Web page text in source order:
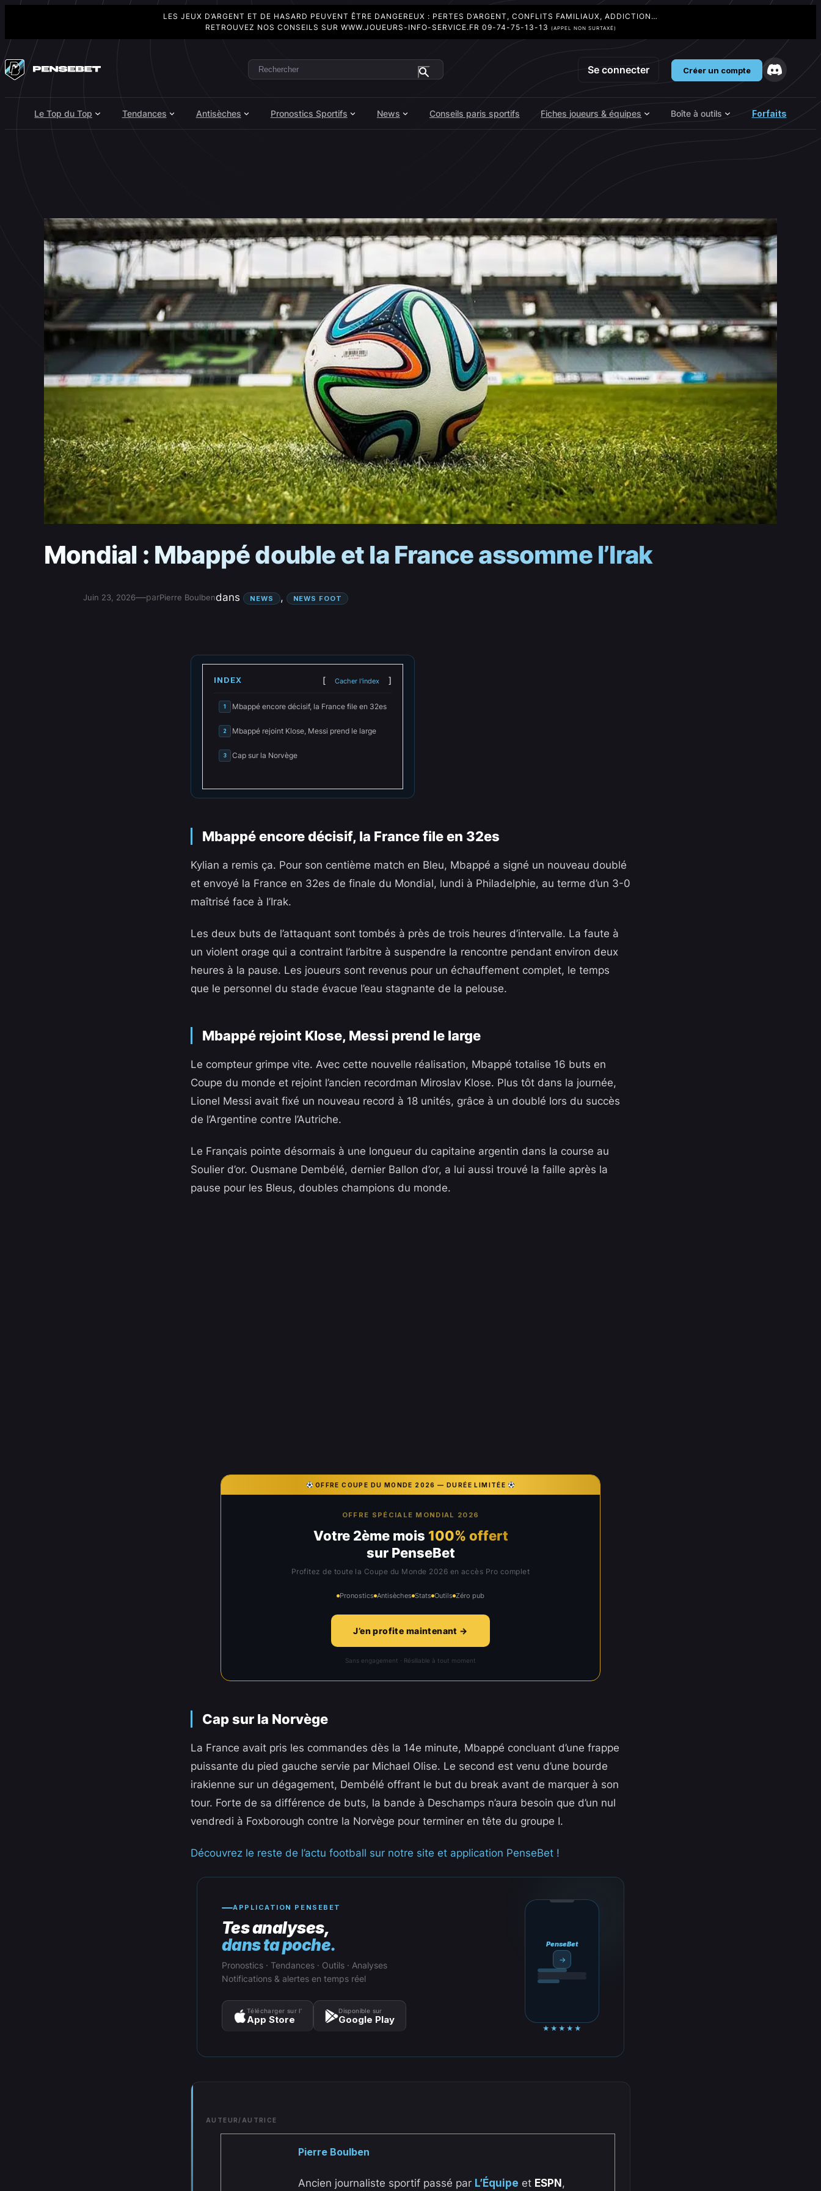
LES JEUX D’ARGENT ET DE HASARD PEUVENT ÊTRE DANGEREUX : PERTES D’ARGENT, CONFLITS FAMILIAUX, ADDICTION…
RETROUVEZ NOS CONSEILS SUR WWW.JOUEURS-INFO-SERVICE.FR 09-74-75-13-13 (APPEL NON SURTAXÉ)
au
contenu
Rechercher Se connecter Créer un compte
Le Top du Top Tendances Antisèches Pronostics Sportifs News Conseils paris sportifs Fiches joueurs & équipes Boîte à outils Forfaits
Mondial : Mbappé double et la France assomme l’Irak
Juin 23, 2026—parPierre Boulbendans NEWS , NEWS FOOT
INDEX Cacher l'index
1 Mbappé encore décisif, la France file en 32es
2 Mbappé rejoint Klose, Messi prend le large
3 Cap sur la Norvège
Mbappé encore décisif, la France file en 32es
Kylian a remis ça. Pour son centième match en Bleu, Mbappé a signé un nouveau doublé
et envoyé la France en 32es de finale du Mondial, lundi à Philadelphie, au terme d’un 3-0
maîtrisé face à l’Irak.
Les deux buts de l’attaquant sont tombés à près de trois heures d’intervalle. La faute à
un violent orage qui a contraint l’arbitre à suspendre la rencontre pendant environ deux
heures à la pause. Les joueurs sont revenus pour un échauffement complet, le temps
que le personnel du stade évacue l’eau stagnante de la pelouse.
Mbappé rejoint Klose, Messi prend le large
Le compteur grimpe vite. Avec cette nouvelle réalisation, Mbappé totalise 16 buts en
Coupe du monde et rejoint l’ancien recordman Miroslav Klose. Plus tôt dans la journée,
Lionel Messi avait fixé un nouveau record à 18 unités, grâce à un doublé lors du succès
de l’Argentine contre l’Autriche.
Le Français pointe désormais à une longueur du capitaine argentin dans la course au
Soulier d’or. Ousmane Dembélé, dernier Ballon d’or, a lui aussi trouvé la faille après la
pause pour les Bleus, doubles champions du monde.
OFFRE COUPE DU MONDE 2026 — DURÉE LIMITÉE
OFFRE SPÉCIALE MONDIAL 2026
Votre 2ème mois 100% offert
sur PenseBet
Profitez de toute la Coupe du Monde 2026 en accès Pro complet
Pronostics Antisèches Stats Outils Zéro pub
J’en profite maintenant →
Sans engagement · Résiliable à tout moment
Cap sur la Norvège
La France avait pris les commandes dès la 14e minute, Mbappé concluant d’une frappe
puissante du pied gauche servie par Michael Olise. Le second est venu d’une bourde
irakienne sur un dégagement, Dembélé offrant le but du break avant de marquer à son
tour. Forte de sa différence de buts, la bande à Deschamps n’aura besoin que d’un nul
vendredi à Foxborough contre la Norvège pour terminer en tête du groupe I.
Découvrez le reste de l’actu football sur notre site et application PenseBet !
APPLICATION PENSEBET
Tes analyses,
dans ta poche.
Pronostics · Tendances · Outils · Analyses
Notifications & alertes en temps réel
Télécharger sur l’
App Store
Disponible sur
Google Play
PenseBet
→
★★★★★
AUTEUR/AUTRICE
Pierre Boulben
Ancien journaliste sportif passé par L’Équipe et ESPN,